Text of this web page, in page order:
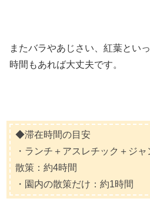
またバラやあじさい、紅葉とい
時間もあれば大丈夫です。
◆滞在時間の目安
・ランチ＋アスレチック＋ジ
散策：約4時間
・園内の散策だけ：約1時間